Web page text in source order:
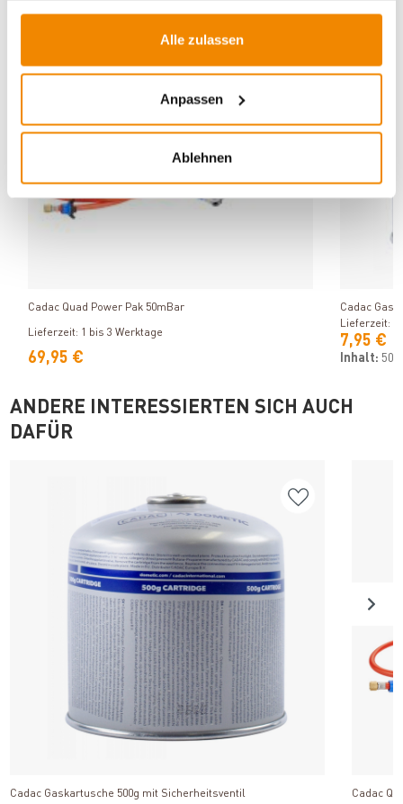
Alle zulassen
Anpassen
Ablehnen
Cadac Quad Power Pak 50mBar
Lieferzeit: 1 bis 3 Werktage
69,95 €
Cadac
Lieferzeit: 1
7,95 €
Inhalt:
ANDERE INTERESSIERTEN SICH AUCH
DAFÜR
Cadac Gaskartusche 500g mit Sicherheitsventil
Cadac